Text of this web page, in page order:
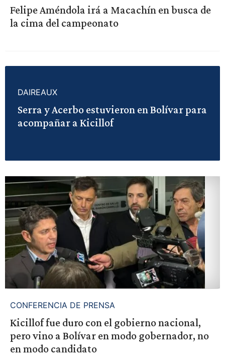
Felipe Améndola irá a Macachín en busca de
la cima del campeonato
DAIREAUX
Serra y Acerbo estuvieron en Bolívar para
acompañar a Kicillof
CONFERENCIA DE PRENSA
Kicillof fue duro con el gobierno nacional,
pero vino a Bolívar en modo gobernador, no
en modo candidato